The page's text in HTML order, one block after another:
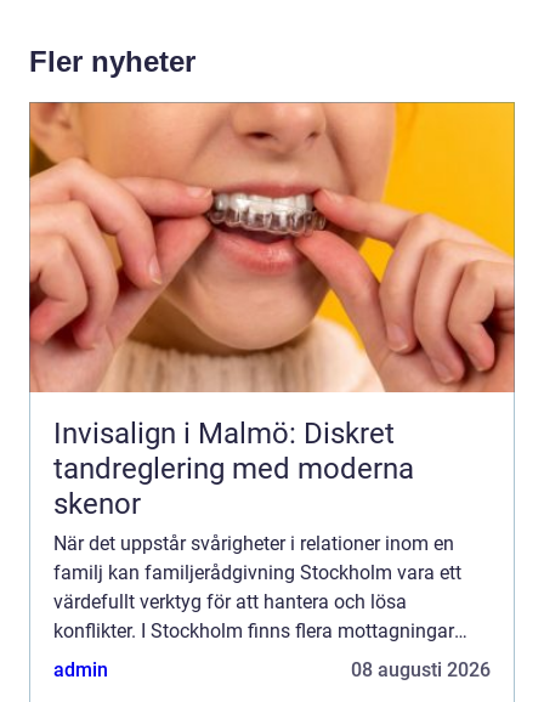
Fler nyheter
Invisalign i Malmö: Diskret
tandreglering med moderna
skenor
När det uppstår svårigheter i relationer inom en
familj kan familjerådgivning Stockholm vara ett
värdefullt verktyg för att hantera och lösa
konflikter. I Stockholm finns flera mottagningar
som erbjuder professio...
admin 08 augusti 2026